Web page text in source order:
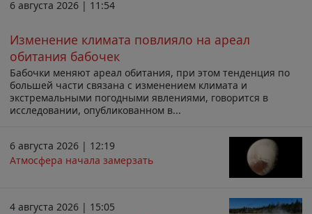
6 августа 2026 | 11:54
Изменение климата повлияло на ареал
обитания бабочек
Бабочки меняют ареал обитания, при этом тенденция по
большей части связана с изменением климата и
экстремальными погодными явлениями, говорится в
исследовании, опубликованном в...
6 августа 2026 | 12:19
Атмосфера начала замерзать
4 августа 2026 | 15:05